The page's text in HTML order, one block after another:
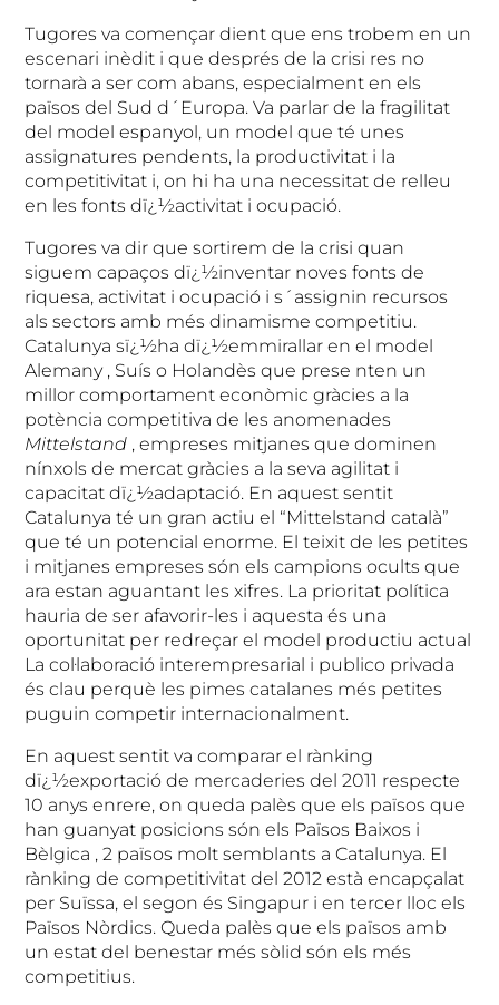
Tugores va començar dient que ens trobem en un
escenari inèdit i que després de la crisi res no
tornarà a ser com abans, especialment en els
països del Sud d´Europa. Va parlar de la fragilitat
del model espanyol, un model que té unes
assignatures pendents, la productivitat i la
competitivitat i, on hi ha una necessitat de relleu
en les fonts dï¿½activitat i ocupació.
Tugores va dir que sortirem de la crisi quan
siguem capaços dï¿½inventar noves fonts de
riquesa, activitat i ocupació i s´assignin recursos
als sectors amb més dinamisme competitiu.
Catalunya sï¿½ha dï¿½emmirallar en el model
Alemany , Suís o Holandès que prese nten un
millor comportament econòmic gràcies a la
potència competitiva de les anomenades
Mittelstand , empreses mitjanes que dominen
nínxols de mercat gràcies a la seva agilitat i
capacitat dï¿½adaptació. En aquest sentit
Catalunya té un gran actiu el “Mittelstand català”
que té un potencial enorme. El teixit de les petites
i mitjanes empreses són els campions ocults que
ara estan aguantant les xifres. La prioritat política
hauria de ser afavorir-les i aquesta és una
oportunitat per redreçar el model productiu actual
La col·laboració interempresarial i publico privada
és clau perquè les pimes catalanes més petites
puguin competir internacionalment.
En aquest sentit va comparar el rànking
dï¿½exportació de mercaderies del 2011 respecte
10 anys enrere, on queda palès que els països que
han guanyat posicions són els Països Baixos i
Bèlgica , 2 països molt semblants a Catalunya. El
rànking de competitivitat del 2012 està encapçalat
per Suïssa, el segon és Singapur i en tercer lloc els
Països Nòrdics. Queda palès que els països amb
un estat del benestar més sòlid són els més
competitius.